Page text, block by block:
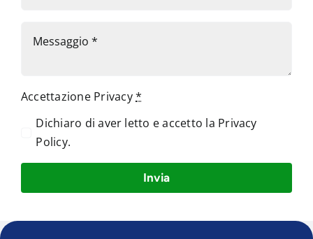
Accettazione Privacy*
Dichiaro di aver letto e accetto la Privacy
Policy.
Invia